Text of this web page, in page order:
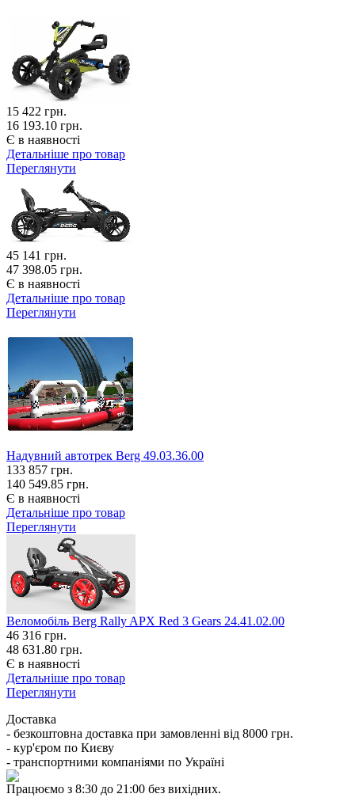
15 422 грн.
16 193.10 грн.
Є в наявності
Детальніше про товар
Переглянути
45 141 грн.
47 398.05 грн.
Є в наявності
Детальніше про товар
Переглянути
Надувний автотрек Berg 49.03.36.00
133 857 грн.
140 549.85 грн.
Є в наявності
Детальніше про товар
Переглянути
Веломобіль Berg Rally APX Red 3 Gears 24.41.02.00
46 316 грн.
48 631.80 грн.
Є в наявності
Детальніше про товар
Переглянути
Доставка
- безкоштовна доставка при замовленні від 8000 грн.
- кур'єром по Києву
- транспортними компаніями по Україні
Працюємо з 8:30 до 21:00 без вихідних.